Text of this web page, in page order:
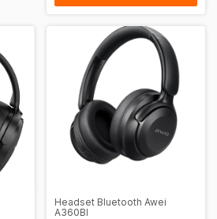
Headset Bluetooth Awei
A360Bl